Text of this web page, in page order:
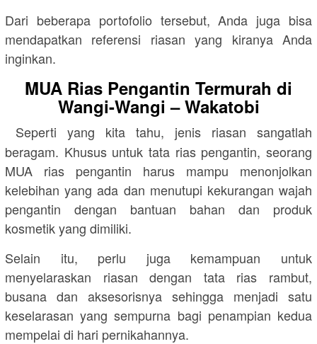
Dari beberapa portofolio tersebut, Anda juga bisa
mendapatkan referensi riasan yang kiranya Anda
inginkan.
MUA Rias Pengantin Termurah di
Wangi-Wangi – Wakatobi
Seperti yang kita tahu, jenis riasan sangatlah
beragam. Khusus untuk tata rias pengantin, seorang
MUA rias pengantin harus mampu menonjolkan
kelebihan yang ada dan menutupi kekurangan wajah
pengantin dengan bantuan bahan dan produk
kosmetik yang dimiliki.
Selain itu, perlu juga kemampuan untuk
menyelaraskan riasan dengan tata rias rambut,
busana dan aksesorisnya sehingga menjadi satu
keselarasan yang sempurna bagi penampian kedua
mempelai di hari pernikahannya.